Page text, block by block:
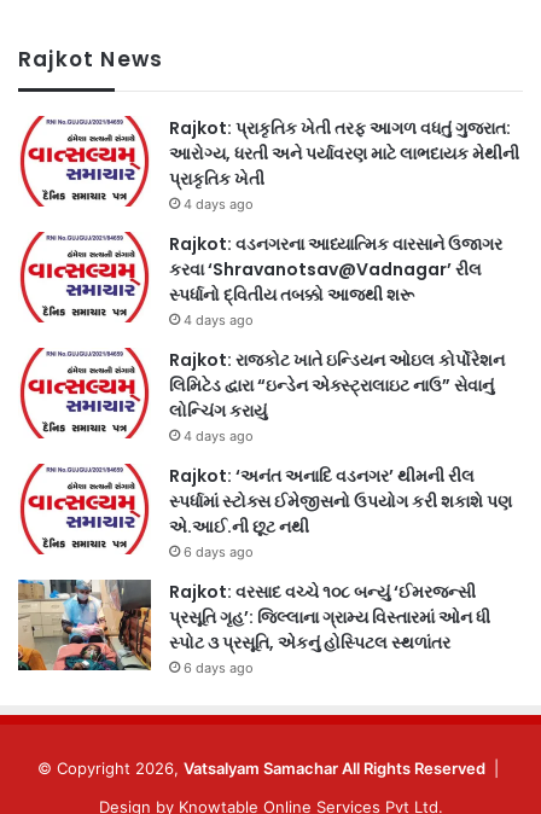
Rajkot News
Rajkot: પ્રાકૃતિક ખેતી તરફ આગળ વધતું ગુજરાત:
આરોગ્ય, ધરતી અને પર્યાવરણ માટે લાભદાયક મેથીની
પ્રાકૃતિક ખેતી
4 days ago
Rajkot: વડનગરના આધ્યાત્મિક વારસાને ઉજાગર
કરવા ‘Shravanotsav@Vadnagar’ રીલ
સ્પર્ધાનો દ્વિતીય તબક્કો આજથી શરૂ
4 days ago
Rajkot: રાજકોટ ખાતે ઇન્ડિયન ઓઇલ કોર્પોરેશન
લિમિટેડ દ્વારા “ઇન્ડેન એક્સ્ટ્રાલાઇટ નાઉ” સેવાનું
લોન્ચિંગ કરાયું
4 days ago
Rajkot: ‘અનંત અનાદિ વડનગર’ થીમની રીલ
સ્પર્ધામાં સ્ટોક્સ ઈમેજીસનો ઉપયોગ કરી શકાશે પણ
એ.આઈ.ની છૂટ નથી
6 days ago
Rajkot: વરસાદ વચ્ચે ૧૦૮ બન્યું ‘ઈમરજન્સી
પ્રસૂતિ ગૃહ’: જિલ્લાના ગ્રામ્ય વિસ્તારમાં ઓન ધી
સ્પોટ ૩ પ્રસૂતિ, એકનું હોસ્પિટલ સ્થળાંતર
6 days ago
© Copyright 2026, Vatsalyam Samachar All Rights Reserved
Design by Knowtable Online Services Pvt Ltd.